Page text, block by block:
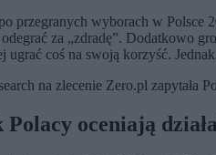
przegranych wyborach w Polsce
za „zdradę”. Dodatkowo
ugrać coś na swoją korzyść.
na zlecenie Zero.pl
Polacy oceniają